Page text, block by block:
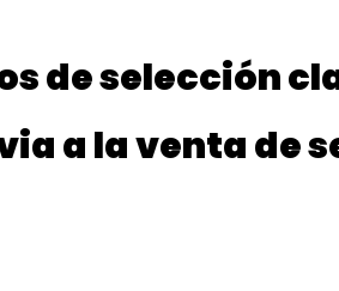
de selección
a la venta de